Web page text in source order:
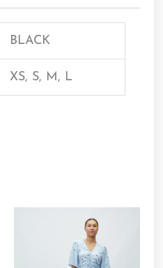
BLACK
XS, S, M, L